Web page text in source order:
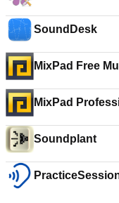
SoundDesk
MixPad Free
MixPad
Soundplant